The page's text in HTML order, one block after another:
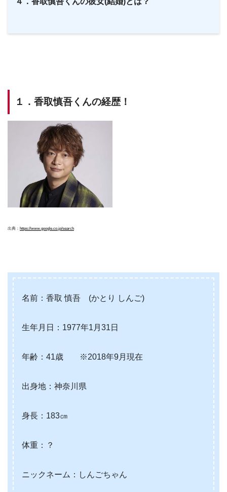
１．香取慎吾くんの経歴！
出典： https://www.google.co.jp/search
名前：香取 慎吾 (かとり しんご)
生年月日：1977年1月31日
年齢：41歳 ※2018年9月現在
出身地：神奈川県
身長：183㎝
体重：？
ニックネーム：しんごちゃん